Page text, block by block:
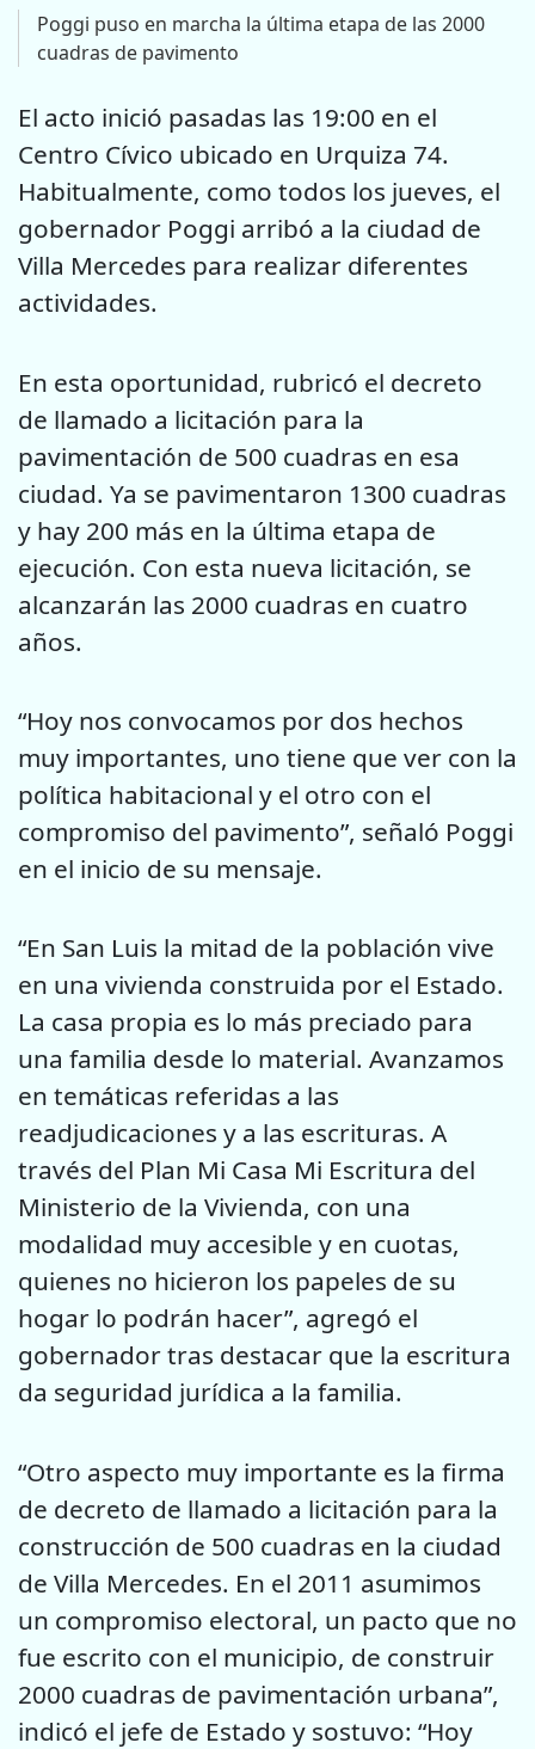
Poggi puso en marcha la última etapa de las 2000
cuadras de pavimento
El acto inició pasadas las 19:00 en el
Centro Cívico ubicado en Urquiza 74.
Habitualmente, como todos los jueves, el
gobernador Poggi arribó a la ciudad de
Villa Mercedes para realizar diferentes
actividades.
En esta oportunidad, rubricó el decreto
de llamado a licitación para la
pavimentación de 500 cuadras en esa
ciudad. Ya se pavimentaron 1300 cuadras
y hay 200 más en la última etapa de
ejecución. Con esta nueva licitación, se
alcanzarán las 2000 cuadras en cuatro
años.
“Hoy nos convocamos por dos hechos
muy importantes, uno tiene que ver con la
política habitacional y el otro con el
compromiso del pavimento”, señaló Poggi
en el inicio de su mensaje.
“En San Luis la mitad de la población vive
en una vivienda construida por el Estado.
La casa propia es lo más preciado para
una familia desde lo material. Avanzamos
en temáticas referidas a las
readjudicaciones y a las escrituras. A
través del Plan Mi Casa Mi Escritura del
Ministerio de la Vivienda, con una
modalidad muy accesible y en cuotas,
quienes no hicieron los papeles de su
hogar lo podrán hacer”, agregó el
gobernador tras destacar que la escritura
da seguridad jurídica a la familia.
“Otro aspecto muy importante es la firma
de decreto de llamado a licitación para la
construcción de 500 cuadras en la ciudad
de Villa Mercedes. En el 2011 asumimos
un compromiso electoral, un pacto que no
fue escrito con el municipio, de construir
2000 cuadras de pavimentación urbana”,
indicó el jefe de Estado y sostuvo: “Hoy